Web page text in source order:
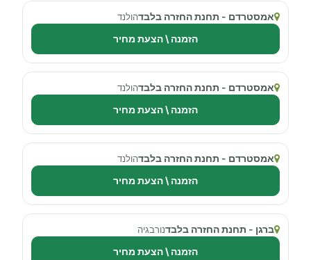
אמסטרדם - תחנת החזרה בלבדהולנד
הזמנה \ הצעת מחיר
אמסטרדם - תחנת החזרה בלבדהולנד
הזמנה \ הצעת מחיר
אמסטרדם - תחנת החזרה בלבדהולנד
הזמנה \ הצעת מחיר
ברגן - תחנת החזרה בלבדנורבגיה
הזמנה \ הצעת מחיר